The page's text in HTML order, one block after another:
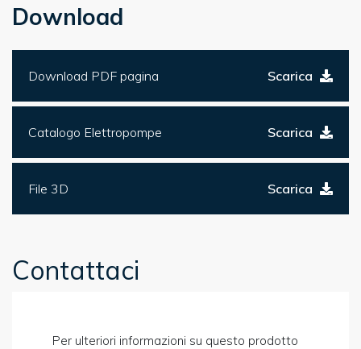
Download
Download PDF pagina Scarica
Catalogo Elettropompe Scarica
File 3D Scarica
Contattaci
Per ulteriori informazioni su questo prodotto